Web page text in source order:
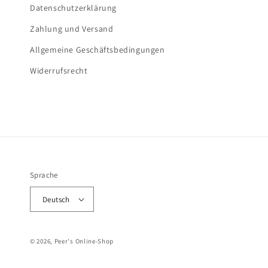
Datenschutzerklärung
Zahlung und Versand
Allgemeine Geschäftsbedingungen
Widerrufsrecht
Sprache
Deutsch
© 2026, Peer's Online-Shop